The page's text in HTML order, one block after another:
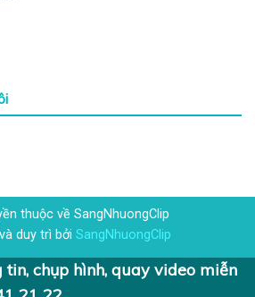
tin, chụp hình, quay video miễn
thuộc về SangNhuongClip
duy trì bởi SangNhuongClip